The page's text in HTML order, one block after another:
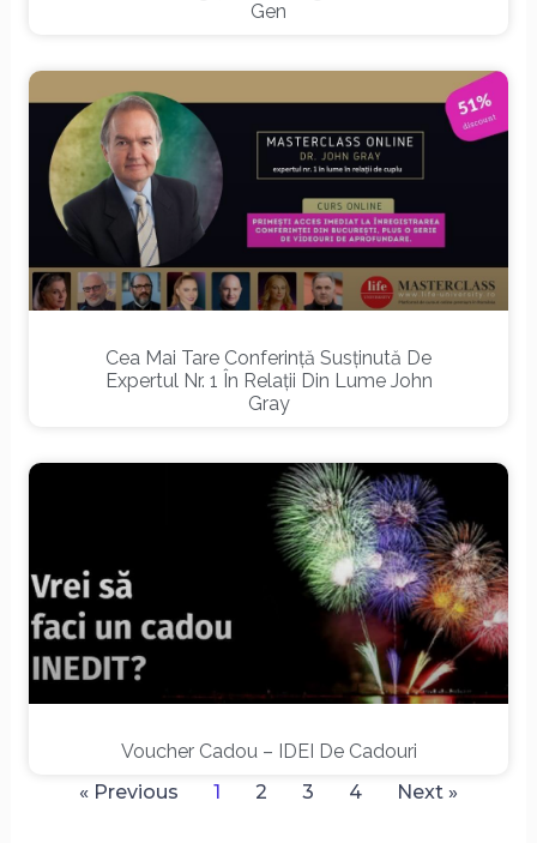
Gen
Cea Mai Tare Conferință Susținută De
Expertul Nr. 1 În Relații Din Lume John
Gray
Voucher Cadou – IDEI De Cadouri
« Previous
1 2 3 4 Next »